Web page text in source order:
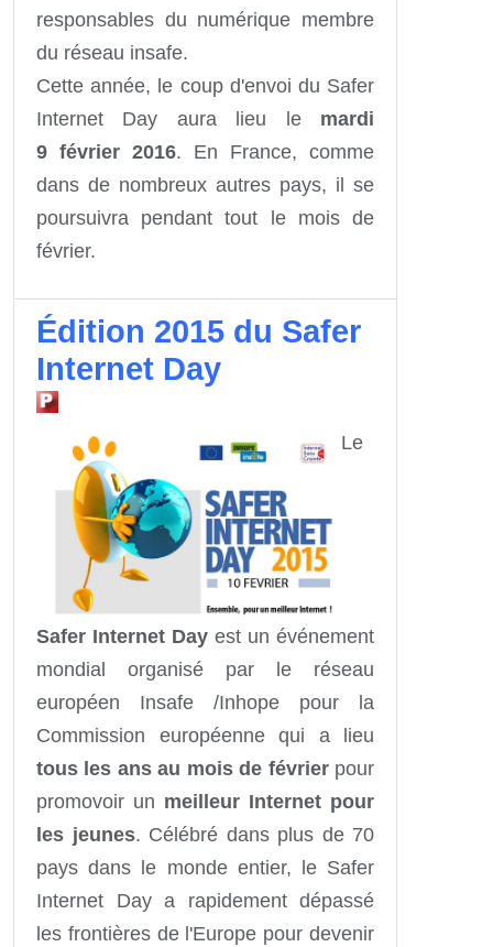
responsables du numérique membre
du réseau insafe.
Cette année, le coup d'envoi du Safer
Internet Day aura lieu le mardi
9 février 2016. En France, comme
dans de nombreux autres pays, il se
poursuivra pendant tout le mois de
février.
Édition 2015 du Safer
Internet Day
Le
Safer Internet Day est un événement
mondial organisé par le réseau
européen Insafe /Inhope pour la
Commission européenne qui a lieu
tous les ans au mois de févrierpour
promovoir un meilleur Internet pour
les jeunes. Célébré dans plus de 70
pays dans le monde entier, le Safer
Internet Day a rapidement dépassé
les frontières de l'Europe pour devenir